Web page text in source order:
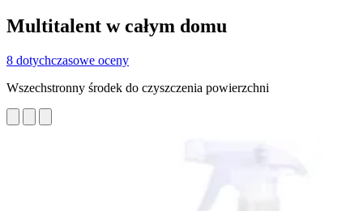
Multitalent w całym domu
8 dotychczasowe oceny
Wszechstronny środek do czyszczenia powierzchni